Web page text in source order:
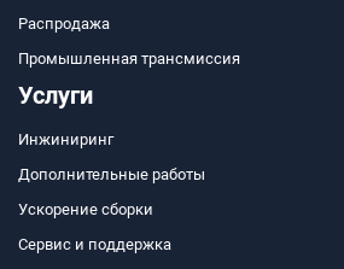
Распродажа
Промышленная трансмиссия
Услуги
Инжиниринг
Дополнительные работы
Ускорение сборки
Сервис и поддержка